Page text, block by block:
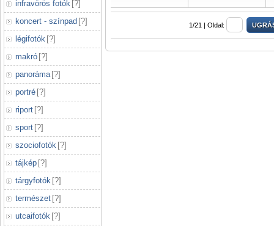
infravörös fotók [?]
koncert - színpad [?]
légifotók [?]
makró [?]
panoráma [?]
portré [?]
riport [?]
sport [?]
szociofotók [?]
tájkép [?]
tárgyfotók [?]
természet [?]
utcaifotók [?]
1/21 | Oldal: